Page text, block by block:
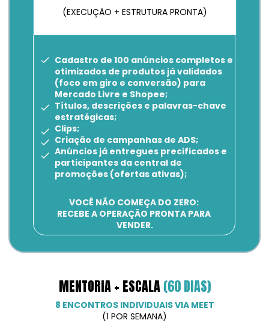
MENTORIA + ESCALA (60 DIAS)
8 ENCONTROS INDIVIDUAIS VIA MEET
(1 POR SEMANA)
(EXECUÇÃO + ESTRUTURA PRONTA)
Cadastro de 100 anúncios completos e
otimizados de produtos já validados
(foco em giro e conversão) para
Mercado Livre e Shopee;
Títulos, descrições e palavras-chave
estratégicas;
Clips;
Criação de campanhas de ADS;
Anúncios já entregues precificados e
participantes da central de
promoções (ofertas ativas);
VOCÊ NÃO COMEÇA DO ZERO:
RECEBE A OPERAÇÃO PRONTA PARA
VENDER.